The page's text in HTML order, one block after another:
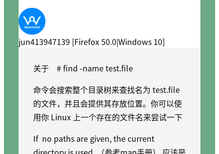
jun413947139 [Firefox 50.0|Windows 10]
关于 # find -name test.file
命令会搜索整个目录树来查找名为 test.file
的文件，并且会提供其存放位置。你可以使
用你 Linux 上一个存在的文件名来尝试一下
If no paths are given, the current